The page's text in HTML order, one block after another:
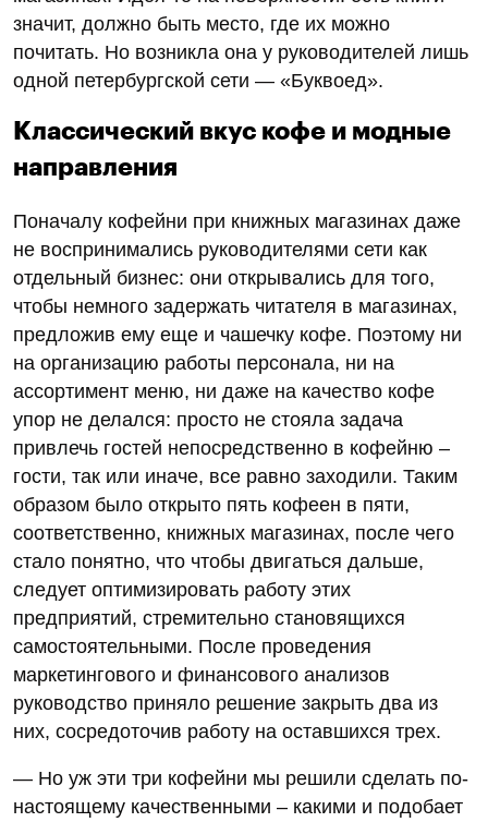
значит, должно быть место, где их можно
почитать. Но возникла она у руководителей лишь
одной петербургской сети — «Буквоед».
Классический вкус кофе и модные
направления
Поначалу кофейни при книжных магазинах даже
не воспринимались руководителями сети как
отдельный бизнес: они открывались для того,
чтобы немного задержать читателя в магазинах,
предложив ему еще и чашечку кофе. Поэтому ни
на организацию работы персонала, ни на
ассортимент меню, ни даже на качество кофе
упор не делался: просто не стояла задача
привлечь гостей непосредственно в кофейню –
гости, так или иначе, все равно заходили. Таким
образом было открыто пять кофеен в пяти,
соответственно, книжных магазинах, после чего
стало понятно, что чтобы двигаться дальше,
следует оптимизировать работу этих
предприятий, стремительно становящихся
самостоятельными. После проведения
маркетингового и финансового анализов
руководство приняло решение закрыть два из
них, сосредоточив работу на оставшихся трех.
— Но уж эти три кофейни мы решили сделать по-
настоящему качественными – какими и подобает